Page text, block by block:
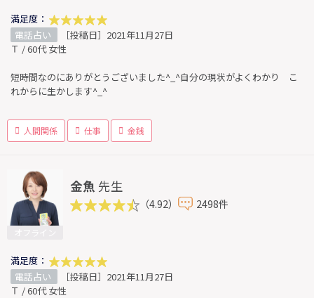
満足度：
電話占い
［投稿日］2021年11月27日
Ｔ / 60代 女性
短時間なのにありがとうございました^_^自分の現状がよくわかり こ
れからに生かします^_^
人間関係 仕事 金銭
金魚 先生
（4.92） 2498件
満足度：
電話占い
［投稿日］2021年11月27日
Ｔ / 60代 女性